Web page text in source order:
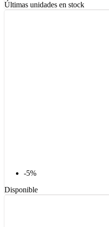
Últimas unidades en stock
-5%
Disponible